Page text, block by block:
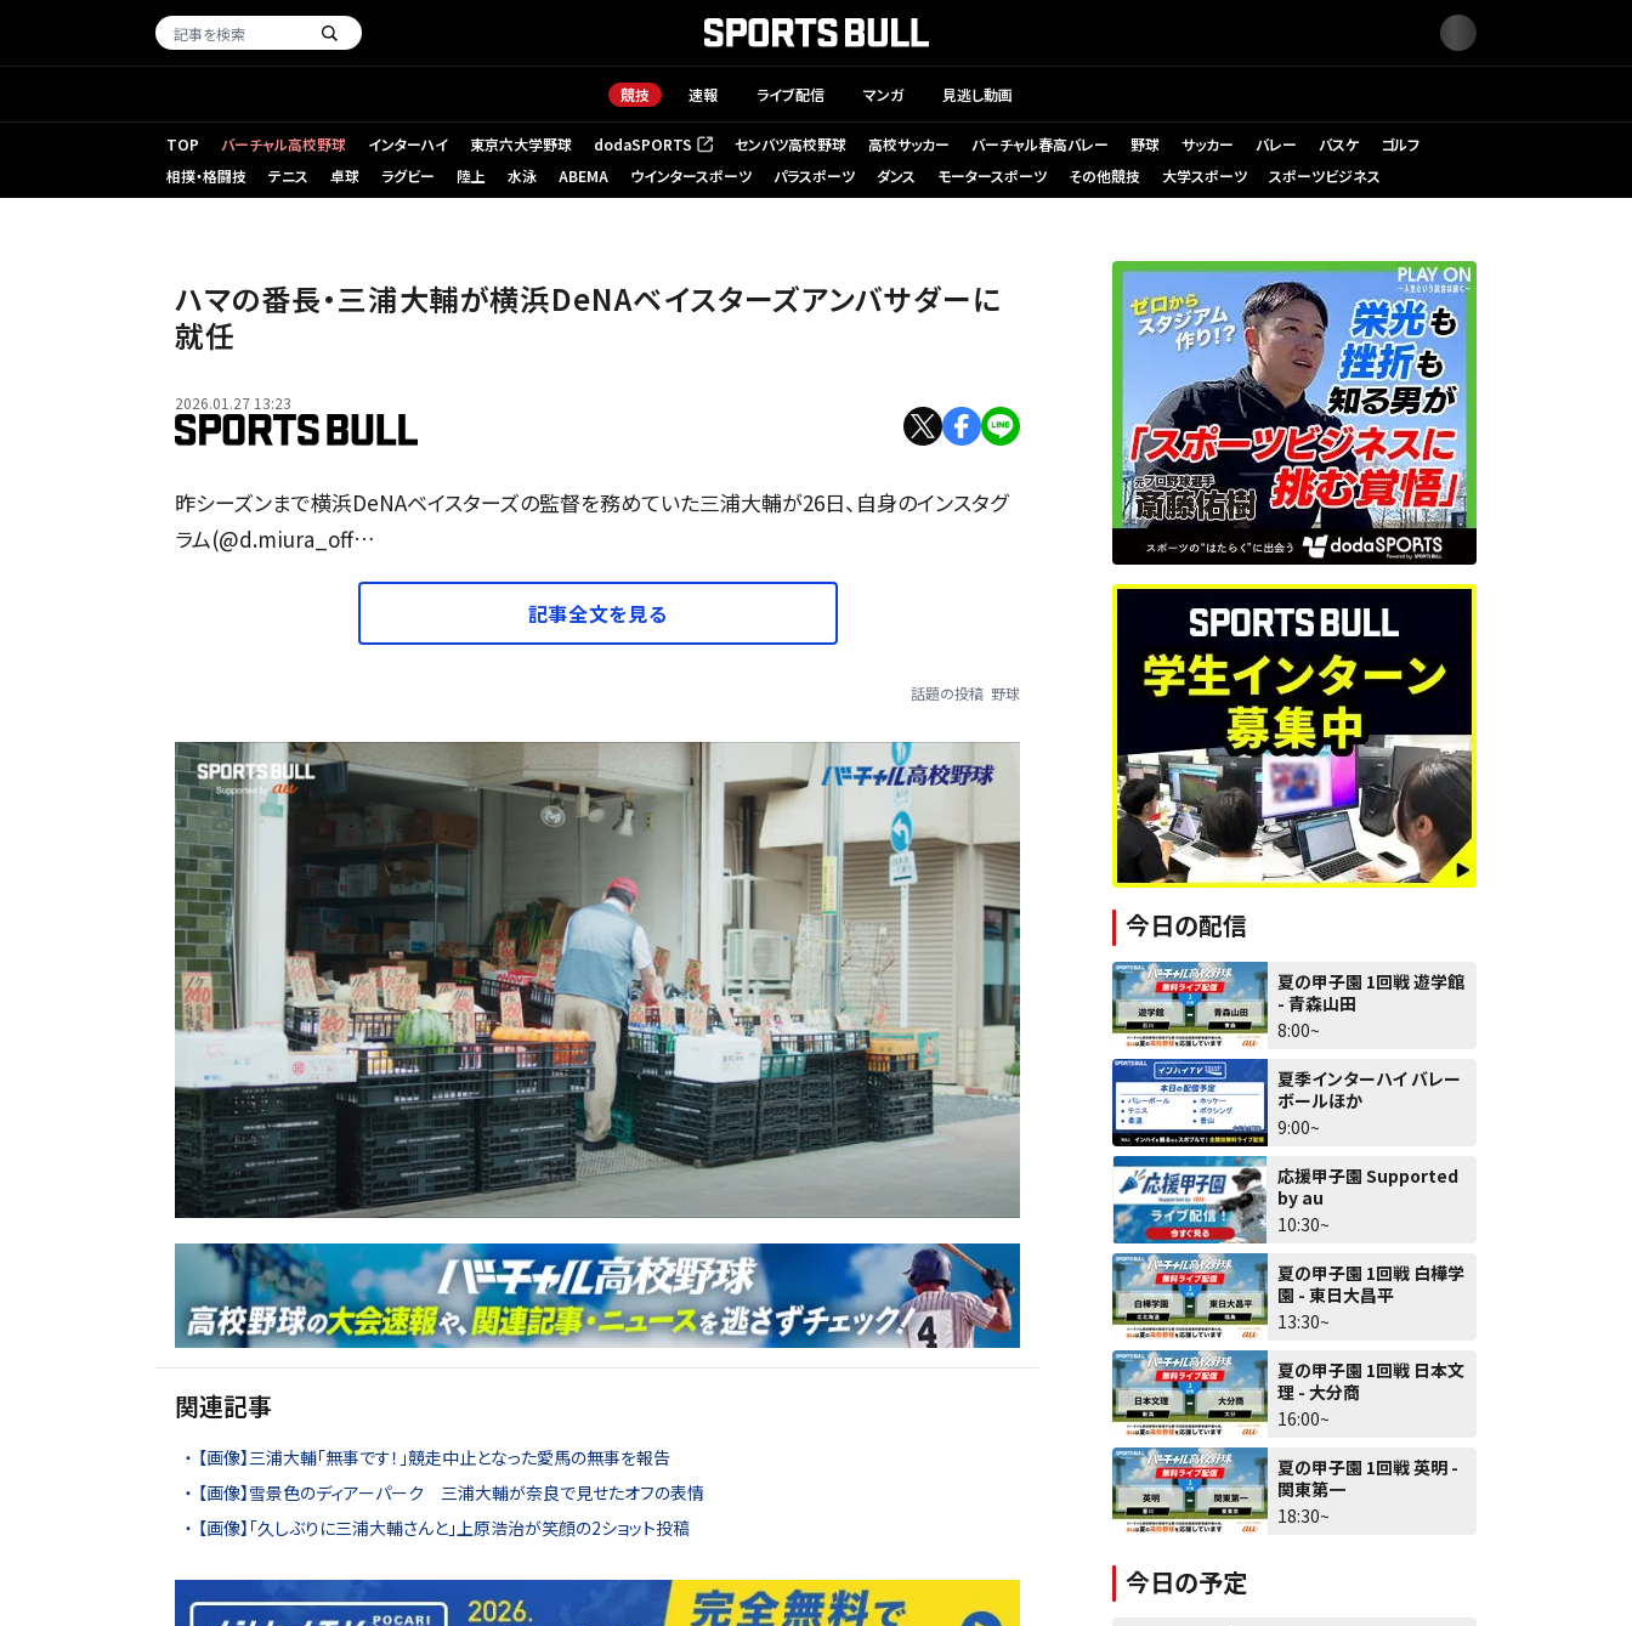
競技 速報 ライブ配信 マンガ 見逃し動画
TOP バーチャル高校野球 インターハイ 東京六大学野球 dodaSPORTS
（新しいタブで開く） センバツ高校野球 高校サッカー バーチャル春高バレー 野球 サッカー バレー バスケ
ゴルフ
相撲・格闘技
テニス 卓球 ラグビー 陸上 水泳 ABEMA ウインタースポーツ パラスポーツ ダンス モータースポーツ その他競技 大学スポーツ スポーツビジネス
ハマの番長・三浦大輔が横浜DeNAベイスターズアンバサダーに
就任
2026.01.27 13:23
昨シーズンまで横浜DeNAベイスターズの監督を務めていた三浦大輔が26日、自身のインスタグ
ラム(@d.miura_off…
記事全文を見る
話題の投稿 野球
関連記事
【画像】三浦大輔「無事です！」競走中止となった愛馬の無事を報告
【画像】雪景色のディアーパーク 三浦大輔が奈良で見せたオフの表情
【画像】「久しぶりに三浦大輔さんと」上原浩治が笑顔の2ショット投稿
今日の配信
夏の甲子園 1回戦 遊学館
- 青森山田
8:00~
夏季インターハイ バレー
ボールほか
9:00~
応援甲子園 Supported
by au
10:30~
夏の甲子園 1回戦 白樺学
園 - 東日大昌平
13:30~
夏の甲子園 1回戦 日本文
理 - 大分商
16:00~
夏の甲子園 1回戦 英明 -
関東第一
18:30~
今日の予定